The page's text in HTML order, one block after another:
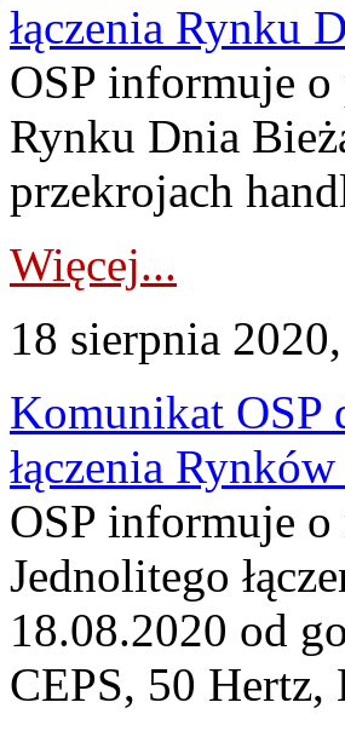
łączenia Rynku
OSP informuje o
Rynku Dnia
przekrojach
Więcej...
18 sierpnia
Komunikat OSP
łączenia
OSP informuje o
Jednolitego
18.08.2020 od
CEPS, 50